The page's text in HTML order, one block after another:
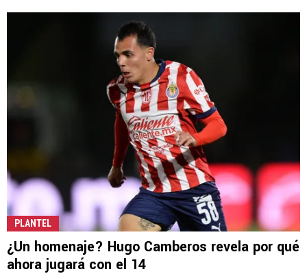
PLANTEL
¿Un homenaje? Hugo Camberos revela por qué
ahora jugará con el 14